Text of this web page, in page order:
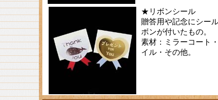
★リボンシール
贈答用や記念にシー
ボンが付いたもの。
素材：ミラーコート
イル・その他。